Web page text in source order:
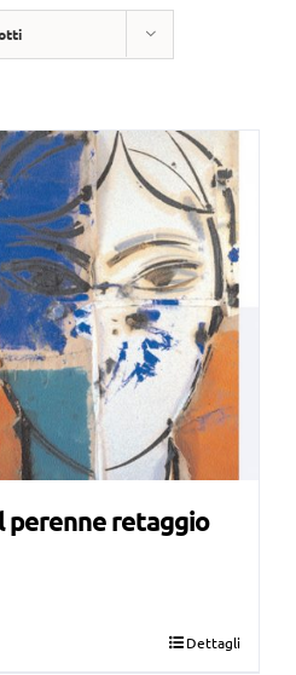
perenne retaggio
Dettagli